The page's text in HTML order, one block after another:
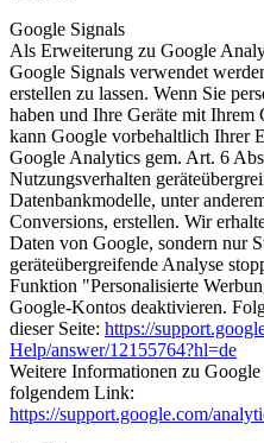
Google Signals
Als Erweiterung zu Google
Google Signals verwendet
erstellen zu lassen. Wenn Sie
haben und Ihre Geräte mit
kann Google vorbehaltlich Ihrer
Google Analytics gem. Art. 6
Nutzungsverhalten
Datenbankmodelle, unter
Conversions, erstellen. Wir
Daten von Google, sondern nur
geräteübergreifende Analyse
Funktion "Personalisierte
Google-Kontos deaktivieren.
dieser Seite: https://
Help/answer/12155764?hl=de
Weitere Informationen zu
folgendem Link:
https://support.google.com/